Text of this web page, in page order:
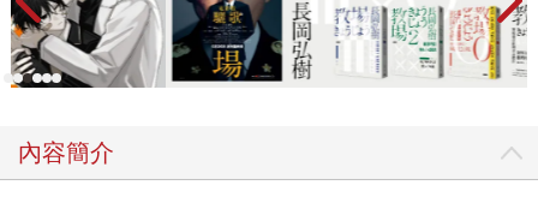
內容簡介